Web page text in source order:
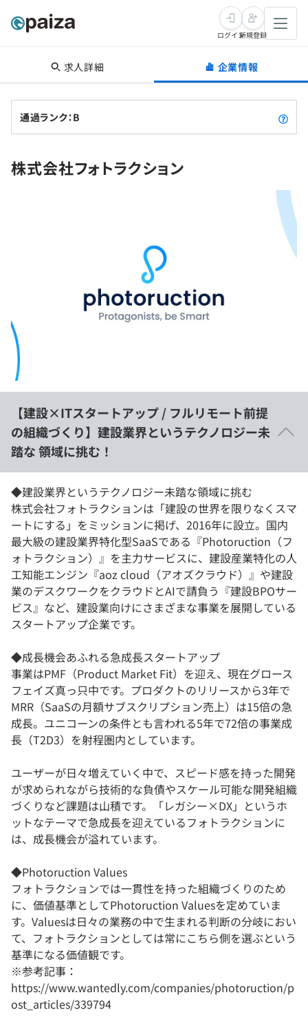
転職・キャリア
転職成功ガイド
インタビュー
新卒就活
求人検索
学習
プラン
個人向けプラン
法人向けプラン
学校向けプラン
契約内容・クーポン
Tech Team Journal
ログイン新規登録
求人詳細 企業情報
通過ランク：B
株式会社フォトラクション
【建設×ITスタートアップ / フルリモート前提
の組織づくり】建設業界というテクノロジー未
踏な 領域に挑む！
◆建設業界というテクノロジー未踏な領域に挑む
株式会社フォトラクションは「建設の世界を限りなくスマ
ートにする」をミッションに掲げ、2016年に設立。国内
最大級の建設業界特化型SaaSである『Photoruction（フ
ォトラクション）』を主力サービスに、建設産業特化の人
工知能エンジン『aoz cloud（アオズクラウド）』や建設
業のデスクワークをクラウドとAIで請負う『建設BPOサー
ビス』など、建設業向けにさまざまな事業を展開している
スタートアップ企業です。
◆成長機会あふれる急成長スタートアップ
事業はPMF（Product Market Fit）を迎え、現在グロース
フェイズ真っ只中です。プロダクトのリリースから3年で
MRR（SaaSの月額サブスクリプション売上）は15倍の急
成長。ユニコーンの条件とも言われる5年で72倍の事業成
長（T2D3）を射程圏内としています。
ユーザーが日々増えていく中で、スピード感を持った開発
が求められながら技術的な負債やスケール可能な開発組織
づくりなど課題は山積です。「レガシー×DX」というホ
ットなテーマで急成長を迎えているフォトラクションに
は、成長機会が溢れています。
◆Photoruction Values
フォトラクションでは一貫性を持った組織づくりのため
に、価値基準としてPhotoruction Valuesを定めていま
す。Valuesは日々の業務の中で生まれる判断の分岐におい
て、フォトラクションとしては常にこちら側を選ぶという
基準になる価値観です。
※参考記事：
https://www.wantedly.com/companies/photoruction/p
ost_articles/339794